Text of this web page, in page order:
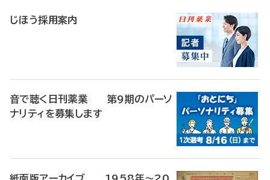
じほう採用案内
音で聴く日刊薬業 第9期のパーソ
ナリティを募集します